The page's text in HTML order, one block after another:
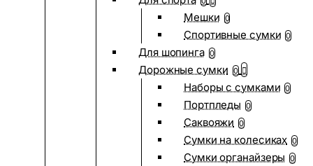
Мешки 0
Спортивные сумки 0
Для шопинга 0
Дорожные сумки 0
Наборы с сумками 0
Портпледы 0
Саквояжи 0
Сумки на колесиках 0
Сумки органайзеры 0